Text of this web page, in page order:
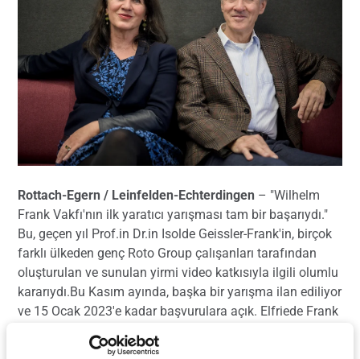
Rottach-Egern / Leinfelden-Echterdingen – "Wilhelm
Frank Vakfı'nın ilk yaratıcı yarışması tam bir başarıydı."
Bu, geçen yıl Prof.in Dr.in Isolde Geissler-Frank'in, birçok
farklı ülkeden genç Roto Group çalışanları tarafından
oluşturulan ve sunulan yirmi video katkısıyla ilgili olumlu
kararıydı.Bu Kasım ayında, başka bir yarışma ilan ediliyor
ve 15 Ocak 2023'e kadar başvurulara açık. Elfriede Frank
aldığı Roto'nun kurucu ortağının ilkelerinin ruhuyla, acıları